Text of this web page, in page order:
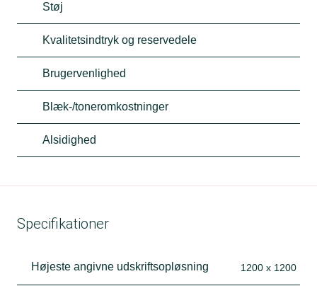
Støj
Kvalitetsindtryk og reservedele
Brugervenlighed
Blæk-/toneromkostninger
Alsidighed
Specifikationer
Højeste angivne udskriftsopløsning 1200 x 1200